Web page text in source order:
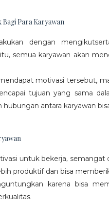
Bagi Para Karyawan
dengan
semua karyawan akan
motivasi tersebut,
tujuan yang sama
antara karyawan
untuk bekerja, semangat
produktif dan bisa
karena bisa